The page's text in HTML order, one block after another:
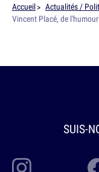
Accueil Actualités /
Vincent Placé, de
SUIS-